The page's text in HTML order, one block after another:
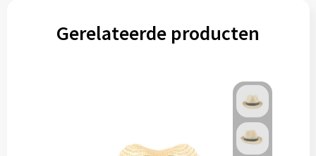
Gerelateerde producten